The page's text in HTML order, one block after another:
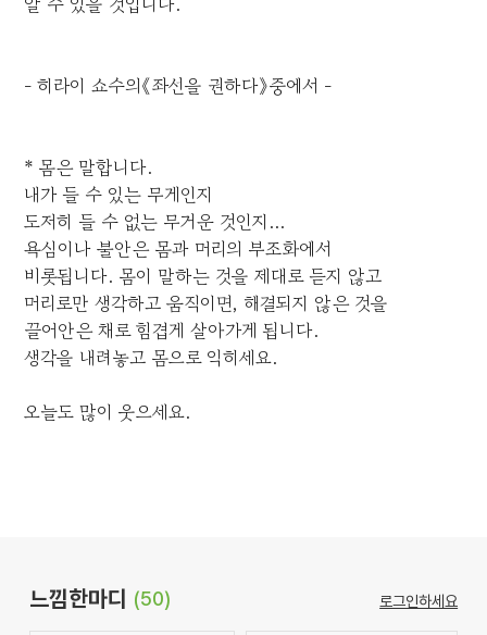
- 히라이 쇼수의《좌선을 권하다》중에서 -
* 몸은 말합니다.
내가 들 수 있는 무게인지
도저히 들 수 없는 무거운 것인지...
욕심이나 불안은 몸과 머리의 부조화에서
비롯됩니다. 몸이 말하는 것을 제대로 듣지 않고
머리로만 생각하고 움직이면, 해결되지 않은 것을
끌어안은 채로 힘겹게 살아가게 됩니다.
생각을 내려놓고 몸으로 익히세요.
오늘도 많이 웃으세요.
느낌한마디 (50) 로그인하세요